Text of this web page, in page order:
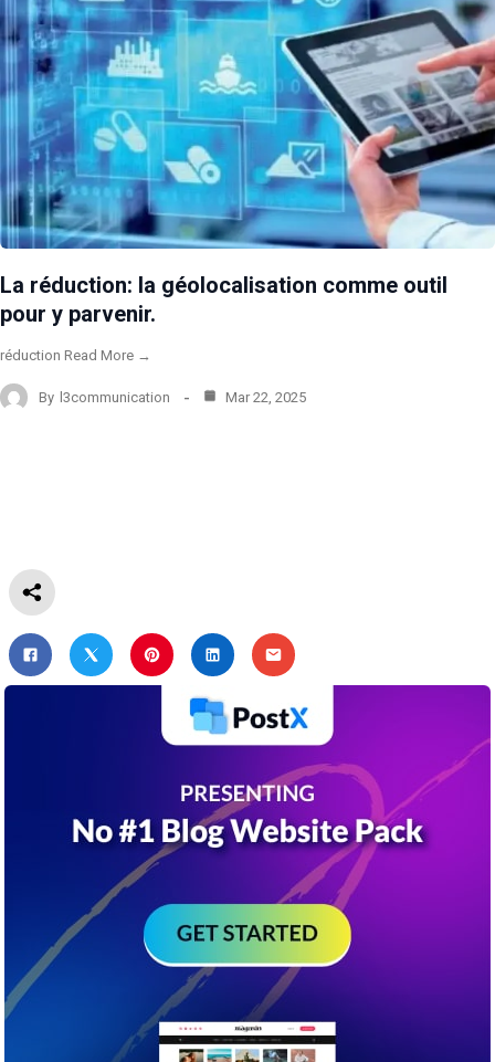
La réduction: la géolocalisation comme outil
pour y parvenir.
réduction Read More →
By l3communication Mar 22, 2025